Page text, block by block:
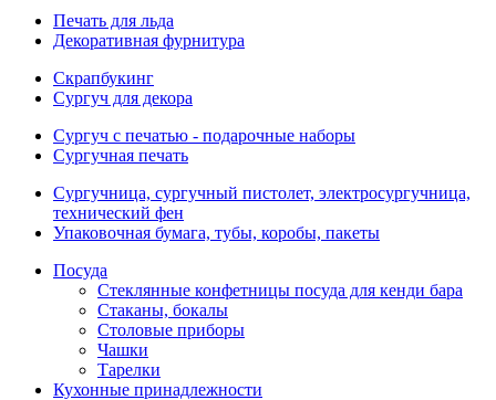
Печать для льда
Декоративная фурнитура
Скрапбукинг
Сургуч для декора
Сургуч с печатью - подарочные наборы
Сургучная печать
Сургучница, сургучный пистолет, электросургучница,
технический фен
Упаковочная бумага, тубы, коробы, пакеты
Посуда
Стеклянные конфетницы посуда для кенди бара
Стаканы, бокалы
Столовые приборы
Чашки
Тарелки
Кухонные принадлежности